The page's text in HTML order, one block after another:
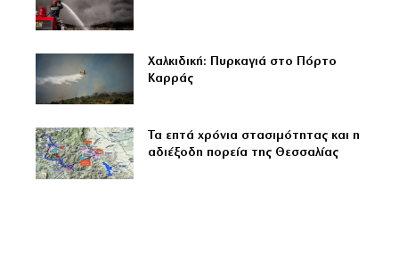
Χαλκιδική: Πυρκαγιά στο Πόρτο
Καρράς
Τα επτά χρόνια στασιμότητας και η
αδιέξοδη πορεία της Θεσσαλίας